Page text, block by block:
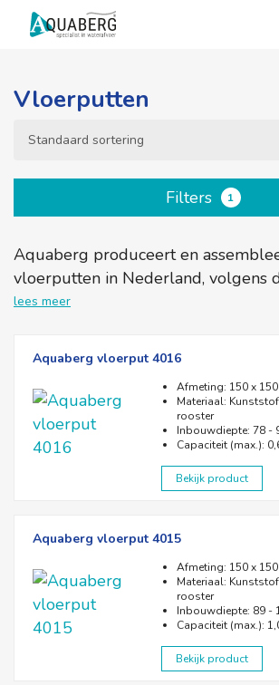
Vloerputten
Filters 1
Aquaberg produceert en
vloerputten in Nederland, volgens
normen, gemaakt van de beste
unieke (en zelf bedachte)
doorgevoerd in haar producten. Zo
onze vloerputten gemakkelijk
horizontale en verticale
andere innovatie die wij, naar
klantwens, zelf hebben bedacht is
handgreep. Het reukslot is hierdoor
produceren wij vloerputten die zijn
uit één stuk roestvrijstaal: wederom
eigenschap.
lees meer
Aquaberg vloerput 4016
Afmeting: 150 x
Materiaal:
rooster
Inbouwdiepte: 78 -
Capaciteit (max.):
Bekijk product
Aquaberg vloerput 4015
Afmeting: 150 x
Materiaal:
rooster
Inbouwdiepte: 89 -
Capaciteit (max.):
Bekijk product